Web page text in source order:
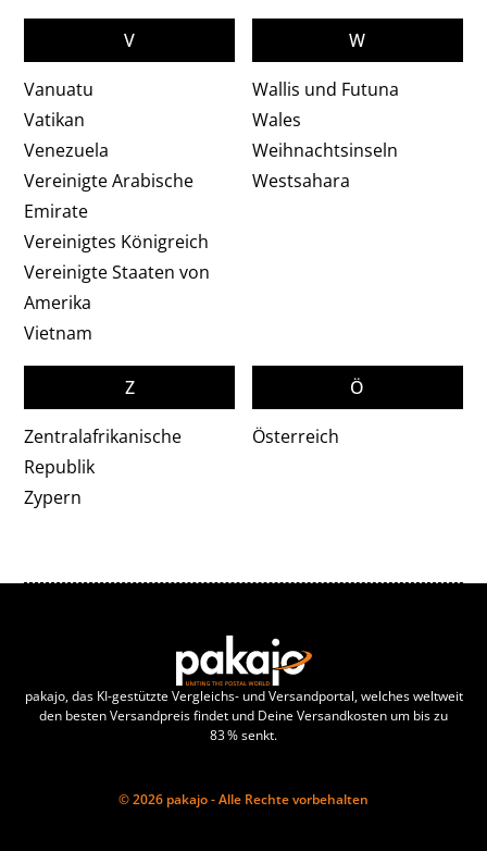
V
Vanuatu
Vatikan
Venezuela
Vereinigte Arabische
Emirate
Vereinigtes Königreich
Vereinigte Staaten von
Amerika
Vietnam
W
Wallis und Futuna
Wales
Weihnachtsinseln
Westsahara
Z
Zentralafrikanische
Republik
Zypern
Ö
Österreich
pakajo, das KI-gestützte Vergleichs- und Versandportal, welches weltweit
den besten Versandpreis findet und Deine Versandkosten um bis zu
83 % senkt.
© 2026 pakajo - Alle Rechte vorbehalten